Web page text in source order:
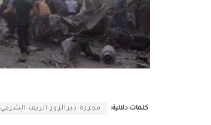
كلمات دلالية: مجزرة ديرالزور الريف الشرقي